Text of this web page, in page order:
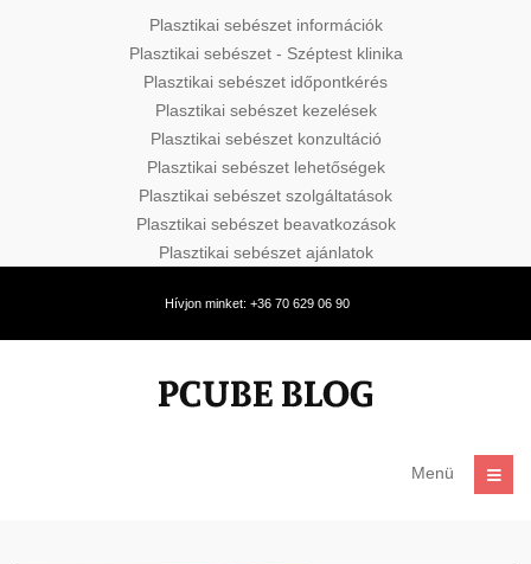
Plasztikai sebészet információk
Plasztikai sebészet - Széptest klinika
Plasztikai sebészet időpontkérés
Plasztikai sebészet kezelések
Plasztikai sebészet konzultáció
Plasztikai sebészet lehetőségek
Plasztikai sebészet szolgáltatások
Plasztikai sebészet beavatkozások
Plasztikai sebészet ajánlatok
Hívjon minket: +36 70 629 06 90
Menü